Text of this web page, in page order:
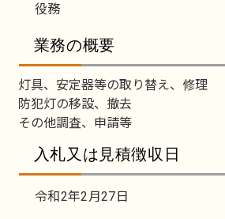
役務
業務の概要
灯具、安定器等の取り替え、修理
防犯灯の移設、撤去
その他調査、申請等
入札又は見積徴収日
令和2年2月27日